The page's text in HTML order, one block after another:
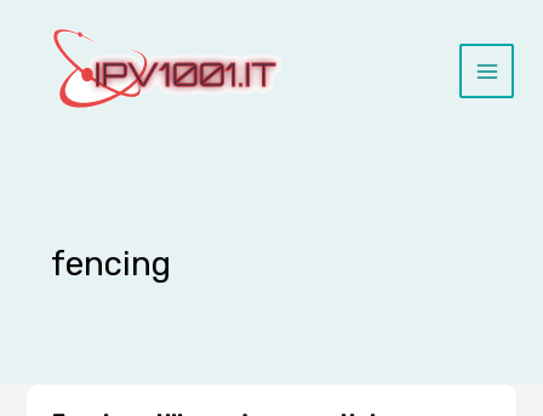
contenuto
fencing